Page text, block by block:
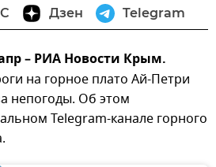
Дзен Telegram
– РИА Новости Крым.
на горное плато Ай-Петри
непогоды. Об этом
Telegram-канале горного